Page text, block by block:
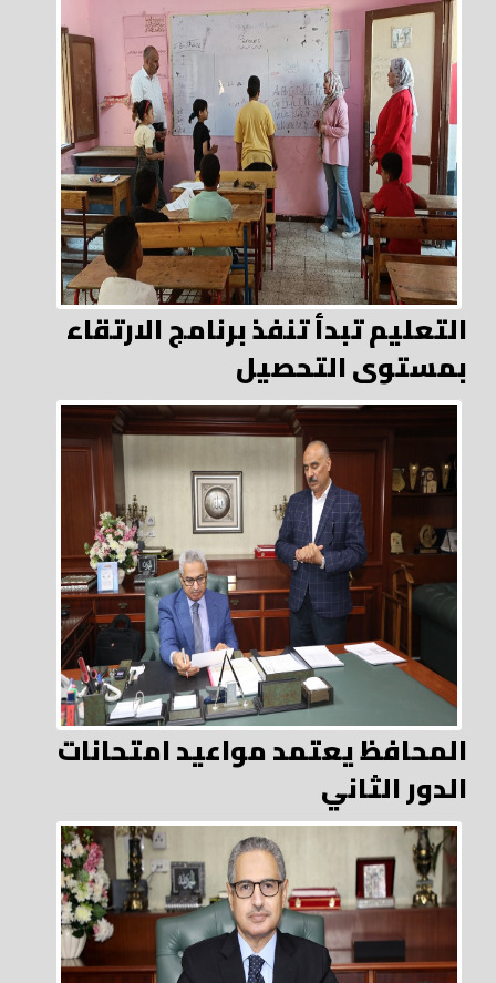
التعليم تبدأ تنفذ برنامج الارتقاء
بمستوى التحصيل
المحافظ يعتمد مواعيد امتحانات
الدور الثاني